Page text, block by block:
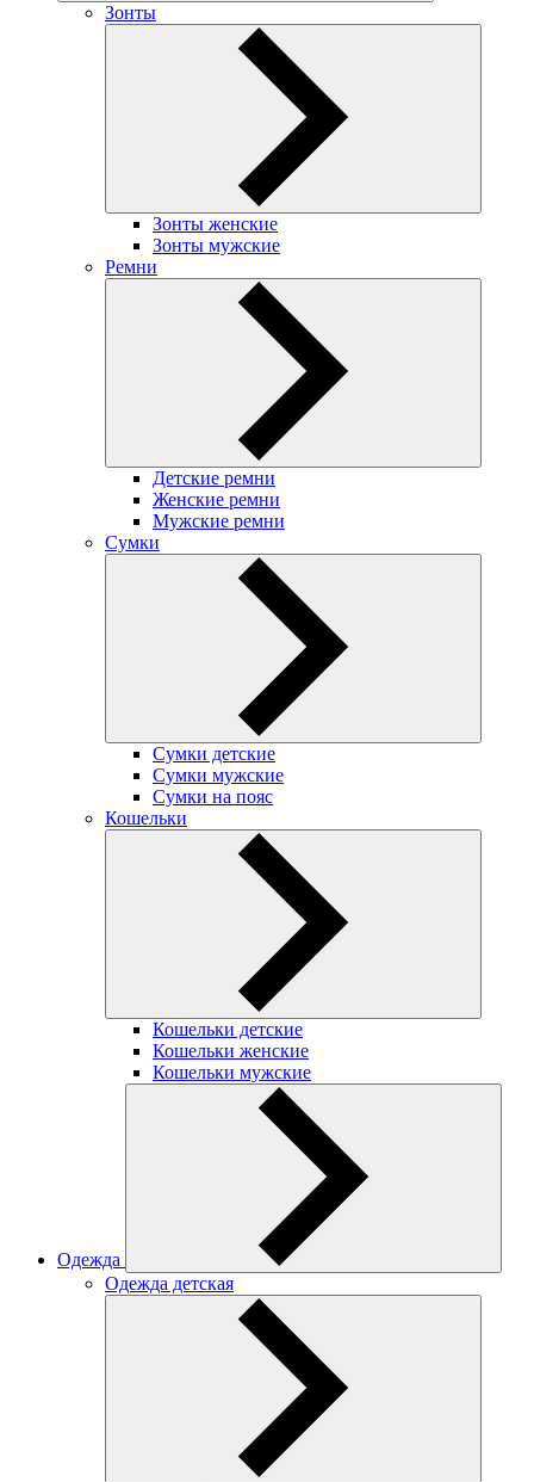
Зонты
Зонты женские
Зонты мужские
Ремни
Детские ремни
Женские ремни
Мужские ремни
Сумки
Сумки детские
Сумки мужские
Сумки на пояс
Кошельки
Кошельки детские
Кошельки женские
Кошельки мужские
Одежда
Одежда детская